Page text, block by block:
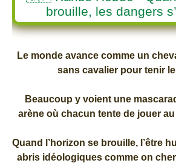
brouille, les dangers
Le monde avance comme un
sans cavalier pour tenir
Beaucoup y voient une
arène où chacun tente de jouer
Quand l’horizon se brouille, l’être
abris idéologiques comme on